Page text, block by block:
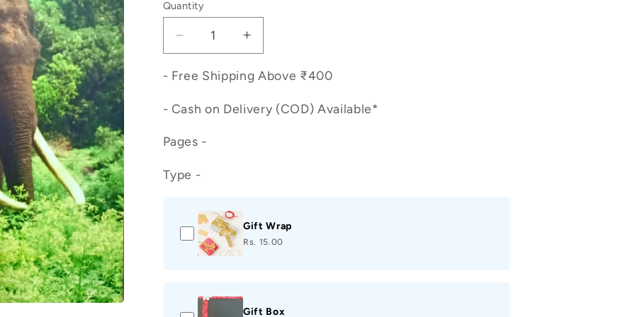
Quantity
Decrease
quantity
for
ಪರಿಸರ
Increase
quantity
for
ಪರಿಸರ
- Free Shipping Above ₹400
- Cash on Delivery (COD) Available*
Pages -
Type -
Gift Wrap
Rs. 15.00
Gift Box